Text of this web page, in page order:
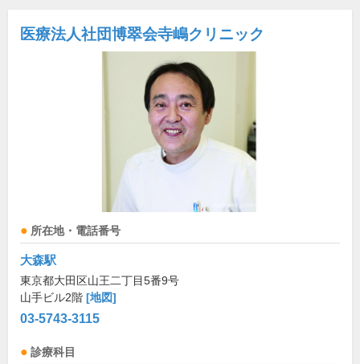
医療法人社団博翠会寺嶋クリニック
所在地・電話番号
大森駅
東京都大田区山王二丁目5番9号
山手ビル2階 [地図]
03-5743-3115
診療科目